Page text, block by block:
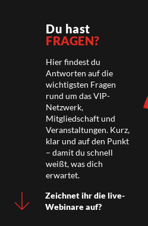
Du hast
FRAGEN?
Hier findest du
Antworten auf die
wichtigsten Fragen
rund um das VIP-
Netzwerk,
Mitgliedschaft und
Veranstaltungen. Kurz,
klar und auf den Punkt
– damit du schnell
weißt, was dich
erwartet.
Zeichnet ihr die live-
Webinare auf?